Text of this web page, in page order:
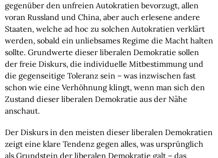
gegenüber den unfreien Autokratien bevorzugt, allen
voran Russland und China, aber auch erlesene andere
Staaten, welche ad hoc zu solchen Autokratien verklärt
werden, sobald ein unliebsames Regime die Macht halten
sollte. Grundwerte dieser liberalen Demokratie sollen
der freie Diskurs, die individuelle Mitbestimmung und
die gegenseitige Toleranz sein – was inzwischen fast
schon wie eine Verhöhnung klingt, wenn man sich den
Zustand dieser liberalen Demokratie aus der Nähe
anschaut.
Der Diskurs in den meisten dieser liberalen Demokratien
zeigt eine klare Tendenz gegen alles, was ursprünglich
als Grundstein der liberalen Demokratie galt – das